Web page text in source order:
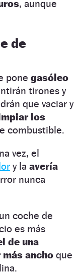
, aunque
de
pone gasóleo
tirones y
que vaciar y
los
combustible.
vez, el
y la avería
nunca
coche de
es más
de una
ancho que